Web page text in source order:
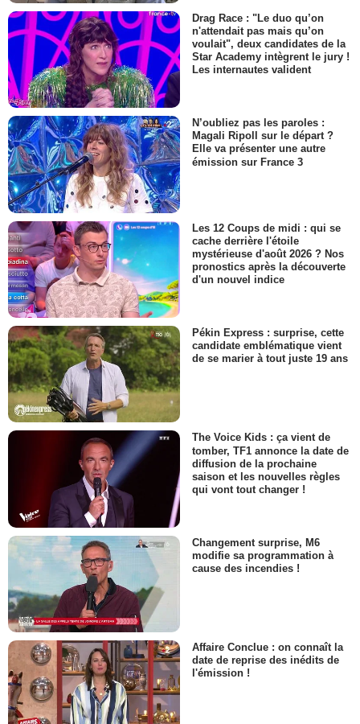
Drag Race : "Le duo qu’on
n'attendait pas mais qu’on
voulait", deux candidates de la
Star Academy intègrent le jury !
Les internautes valident
N’oubliez pas les paroles :
Magali Ripoll sur le départ ?
Elle va présenter une autre
émission sur France 3
Les 12 Coups de midi : qui se
cache derrière l'étoile
mystérieuse d'août 2026 ? Nos
pronostics après la découverte
d'un nouvel indice
Pékin Express : surprise, cette
candidate emblématique vient
de se marier à tout juste 19 ans
The Voice Kids : ça vient de
tomber, TF1 annonce la date de
diffusion de la prochaine
saison et les nouvelles règles
qui vont tout changer !
Changement surprise, M6
modifie sa programmation à
cause des incendies !
Affaire Conclue : on connaît la
date de reprise des inédits de
l'émission !